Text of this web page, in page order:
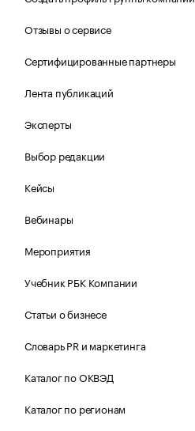
Отзывы о сервисе
Сертифицированные партнеры
Лента публикаций
Эксперты
Выбор редакции
Кейсы
Вебинары
Мероприятия
Учебник РБК Компании
Статьи о бизнесе
Словарь PR и маркетинга
Каталог по ОКВЭД
Каталог по регионам